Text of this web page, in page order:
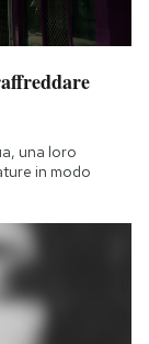
una loro
in modo